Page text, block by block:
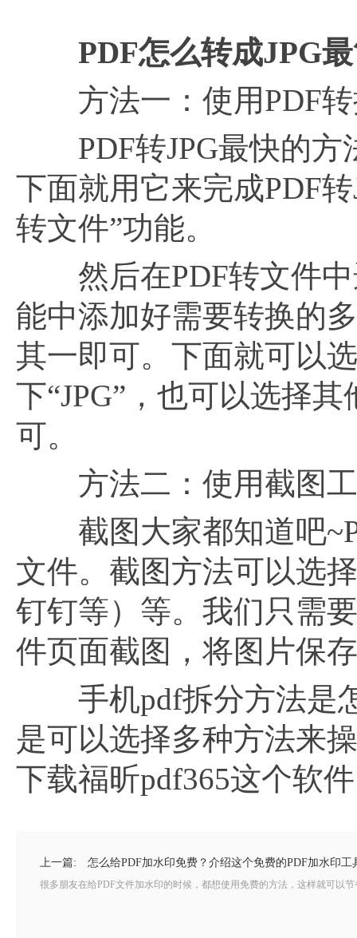
PDF怎么转成JPG
方法一：使用PDF转
PDF转JPG最快的方
下面就用它来完成PDF
转文件”功能。
然后在PDF转文件中
能中添加好需要转换的
其一即可。下面就可以
下“JPG”，也可以选择
可。
方法二：使用截图
截图大家都知道吧
文件。截图方法可以选
钉钉等）等。我们只需
件页面截图，将图片保
手机pdf拆分方法是怎
是可以选择多种方法来
下载福昕pdf365这个软
上一篇: 怎么给PDF加水印免费？介绍这个免费的PDF加水印工
很多朋友在给PDF文件加水印的时候，都想使用免费的方法，这样就可以